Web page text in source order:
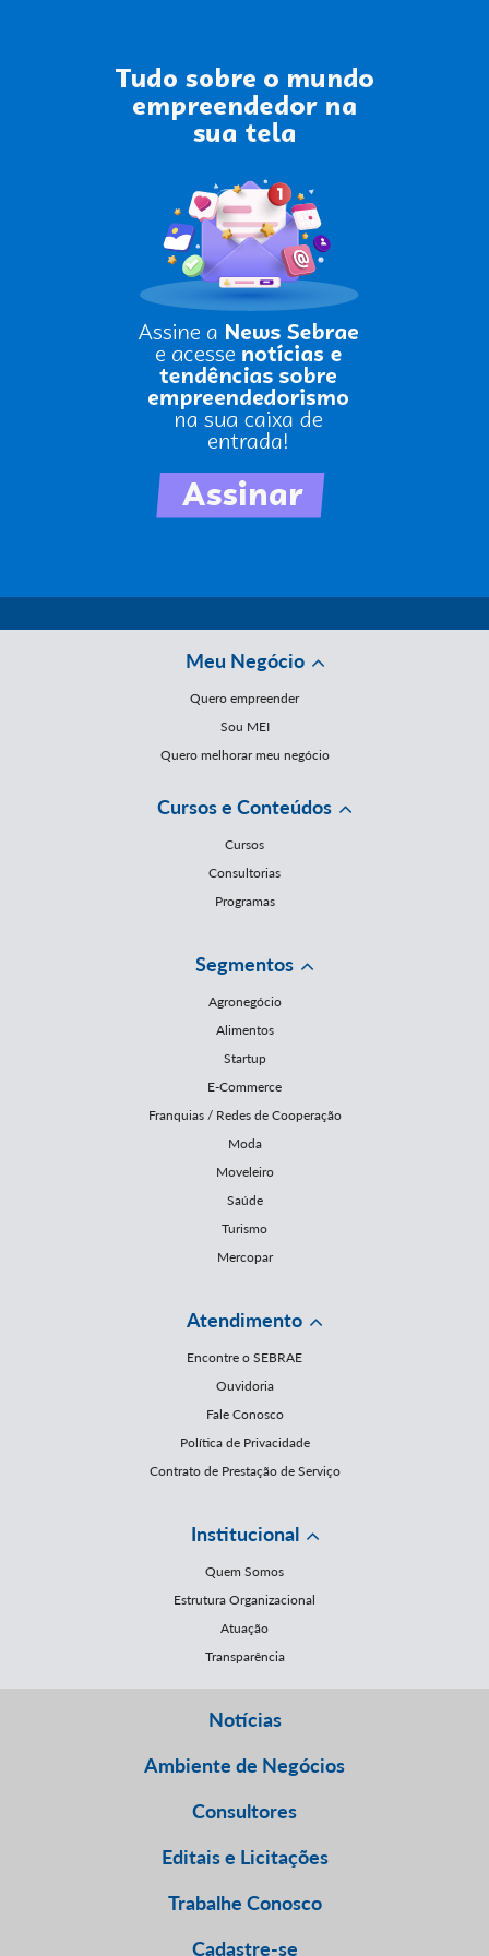
Meu Negócio
Quero empreender
Sou MEI
Quero melhorar meu negócio
Cursos e Conteúdos
Cursos
Consultorias
Programas
Segmentos
Agronegócio
Alimentos
Startup
E-Commerce
Franquias / Redes de Cooperação
Moda
Moveleiro
Saúde
Turismo
Mercopar
Atendimento
Encontre o SEBRAE
Ouvidoria
Fale Conosco
Política de Privacidade
Contrato de Prestação de Serviço
Institucional
Quem Somos
Estrutura Organizacional
Atuação
Transparência
Notícias
Ambiente de Negócios
Consultores
Editais e Licitações
Trabalhe Conosco
Cadastre-se